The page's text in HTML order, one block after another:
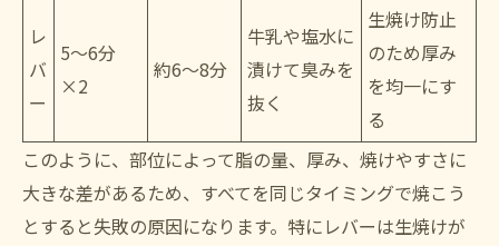
レ
バ
ー
5〜6分
×2
約6〜8分
牛乳や塩水に
漬けて臭みを
抜く
生焼け防止
のため厚み
を均一にす
る
このように、部位によって脂の量、厚み、焼けやすさに
大きな差があるため、すべてを同じタイミングで焼こう
とすると失敗の原因になります。特にレバーは生焼けが